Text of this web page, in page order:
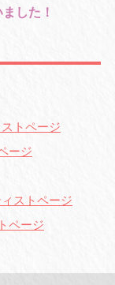
した！
トページ
ージ
ストページ
ページ